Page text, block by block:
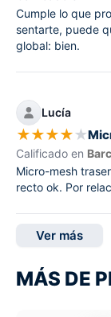
Cumple lo que
sentarte, puede
global: bien.
Lucía
★★★★★
Calificado en
Micro-mesh
recto ok. Por
Ver más
MÁS DE